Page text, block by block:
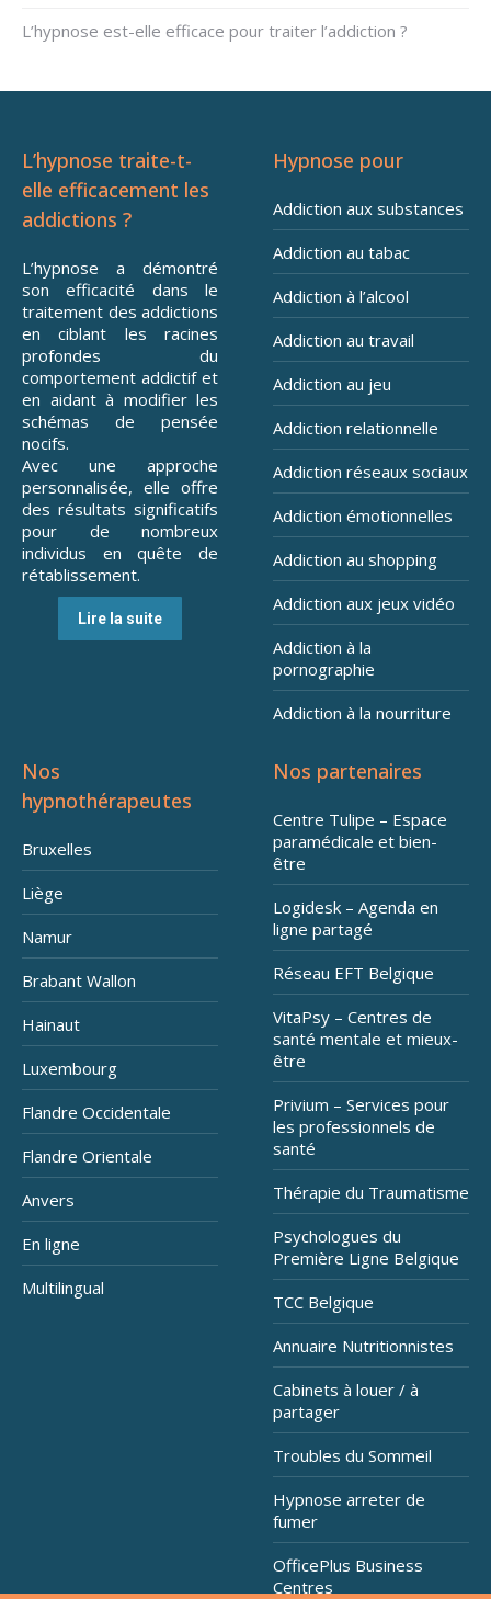
L’hypnose est-elle efficace pour traiter l’addiction ?
L’hypnose traite-t-
elle efficacement les
addictions ?
L’hypnose a démontré
son efficacité dans le
traitement des addictions
en ciblant les racines
profondes du
comportement addictif et
en aidant à modifier les
schémas de pensée
nocifs.
Avec une approche
personnalisée, elle offre
des résultats significatifs
pour de nombreux
individus en quête de
rétablissement.
Lire la suite
Hypnose pour
Addiction aux substances
Addiction au tabac
Addiction à l’alcool
Addiction au travail
Addiction au jeu
Addiction relationnelle
Addiction réseaux sociaux
Addiction émotionnelles
Addiction au shopping
Addiction aux jeux vidéo
Addiction à la
pornographie
Addiction à la nourriture
Nos
hypnothérapeutes
Bruxelles
Liège
Namur
Brabant Wallon
Hainaut
Luxembourg
Flandre Occidentale
Flandre Orientale
Anvers
En ligne
Multilingual
Nos partenaires
Centre Tulipe – Espace
paramédicale et bien-
être
Logidesk – Agenda en
ligne partagé
Réseau EFT Belgique
VitaPsy – Centres de
santé mentale et mieux-
être
Privium – Services pour
les professionnels de
santé
Thérapie du Traumatisme
Psychologues du
Première Ligne Belgique
TCC Belgique
Annuaire Nutritionnistes
Cabinets à louer / à
partager
Troubles du Sommeil
Hypnose arreter de
fumer
OfficePlus Business
Centres